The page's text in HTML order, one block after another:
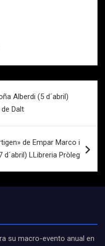
Alberdi (5 d´abril)
Dalt
de Empar Marco i
LLibreria Pròleg
su macro-evento anual en